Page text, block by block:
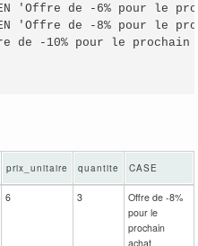
'Offre de -6% pour le
'Offre de -8% pour le
-10% pour le prochain
prix_unitaire quantite CASE
6 3
Offre de -8%
pour le
prochain
achat